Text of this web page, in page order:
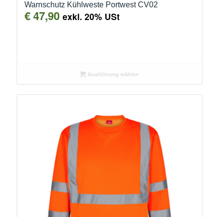
Warnschutz Kühlweste Portwest CV02
€47,90 exkl. 20% USt
Ausführung wählen